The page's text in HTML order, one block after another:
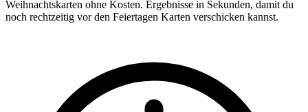
Weihnachtskarten ohne Kosten. Ergebnisse in Sekunden, damit du
noch rechtzeitig vor den Feiertagen Karten verschicken kannst.